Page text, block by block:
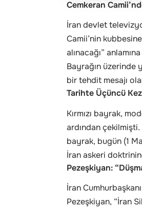
Cemkeran
İran devlet
Camii’nin
alınacağı”
Bayrağın üzerinde
bir tehdit mesajı
Tarihte Üçüncü
Kırmızı bayrak,
ardından
bayrak, bugün (1
İran askeri
Pezeşkiyan:
İran
Pezeşkiyan, “İran